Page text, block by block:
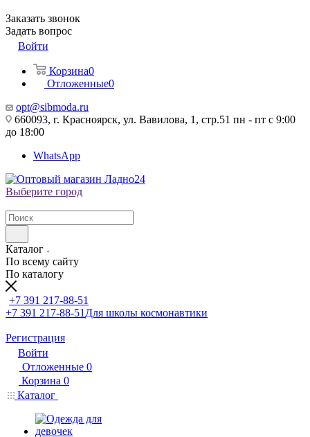
Заказать звонок
Задать вопрос
Войти
Корзина0
Отложенные0
opt@sibmoda.ru
660093, г. Красноярск, ул. Вавилова, 1, стр.51 пн - пт с 9:00
до 18:00
WhatsApp
Выберите город
Каталог
По всему сайту
По каталогу
+7 391 217-88-51
+7 391 217-88-51 Для школы космонавтики
Регистрация
Войти
Отложенные 0
Корзина 0
Каталог